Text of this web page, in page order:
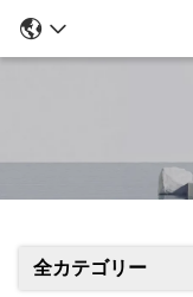
全カテゴリー